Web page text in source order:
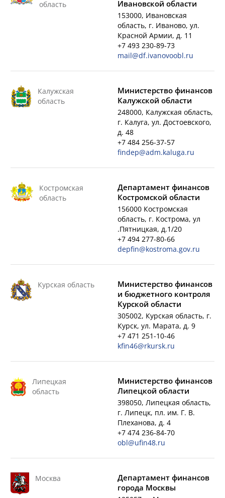
область
Ивановской области
153000, Ивановская
область, г. Иваново, ул.
Красной Армии, д. 11
+7 493 230-89-73
mail@df.ivanovoobl.ru
Калужская
область
Министерство финансов
Калужской области
248000, Калужская область,
г. Калуга, ул. Достоевского,
д. 48
+7 484 256-37-57
findep@adm.kaluga.ru
Костромская
область
Департамент финансов
Костромской области
156000 Костромская
область, г. Кострома, ул
.Пятницкая, д.1/20
+7 494 277-80-66
depfin@kostroma.gov.ru
Курская область
Министерство финансов
и бюджетного контроля
Курской области
305002, Курская область, г.
Курск, ул. Марата, д. 9
+7 471 251-10-46
kfin46@rkursk.ru
Липецкая
область
Министерство финансов
Липецкой области
398050, Липецкая область,
г. Липецк, пл. им. Г. В.
Плеханова, д. 4
+7 474 236-84-70
obl@ufin48.ru
Москва
Департамент финансов
города Москвы